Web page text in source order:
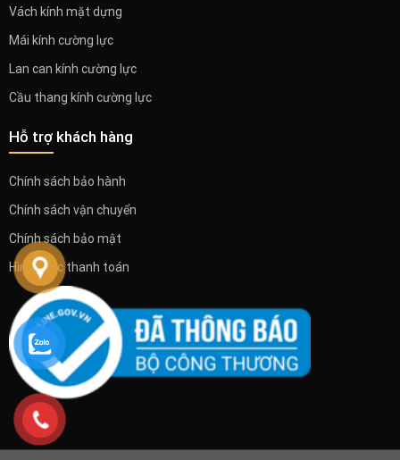
Vách kính mặt dựng
Mái kính cường lực
Lan can kính cường lực
Cầu thang kính cường lực
Hỗ trợ khách hàng
Chính sách bảo hành
Chính sách vận chuyển
Chính sách bảo mật
Hình thức thanh toán